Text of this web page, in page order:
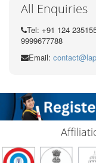
All Enquiries
Tel: +91 124
9999677788
Email: